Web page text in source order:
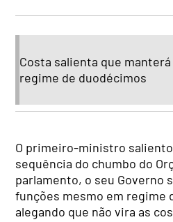
Costa salienta que
regime de duodécimos
O primeiro-ministro
sequência do chumbo do
parlamento, o seu Governo
funções mesmo em regime
alegando que não vira as